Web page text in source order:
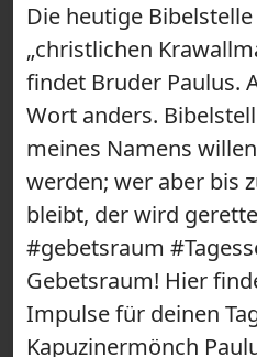
Die heutige
„christlichen
findet Bruder Paulus.
Wort anders.
meines Namens
werden; wer aber bis
bleibt, der wird
#gebetsraum
Gebetsraum! Hier
Impulse für deinen
Kapuzinermönch